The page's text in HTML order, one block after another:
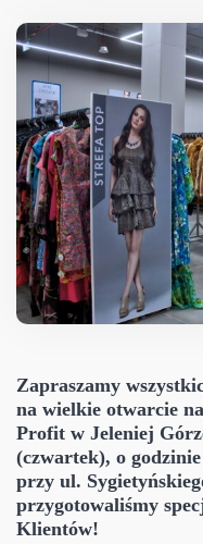
Zapraszamy
na wielkie otwarcie
Profit w Jeleniej
(czwartek), o
przy ul.
przygotowaliśmy
Klientów!